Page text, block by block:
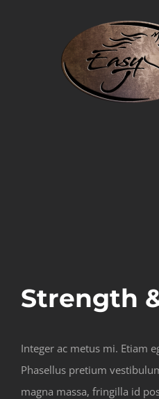
Strength
Integer ac metus mi. Etiam
Phasellus pretium
magna massa, fringilla id